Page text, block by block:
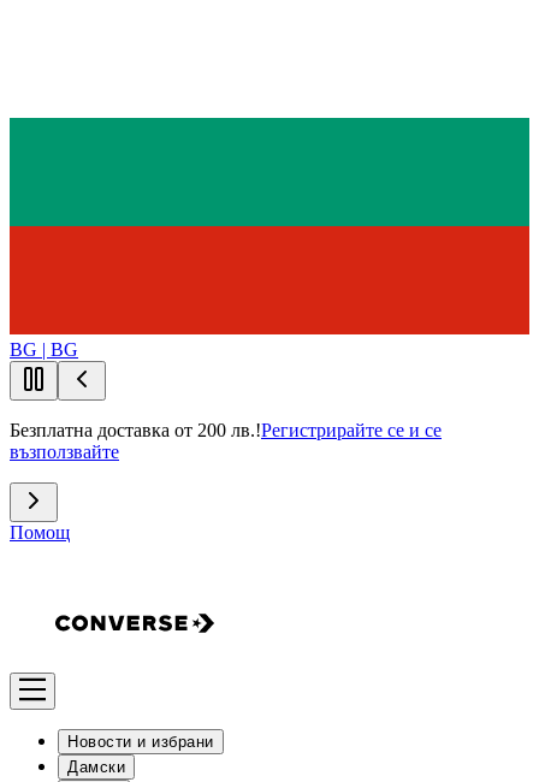
BG | BG
Безплатна доставка от 200 лв.!Регистрирайте се и се
възползвайте
Помощ
Новости и избрани
Дамски